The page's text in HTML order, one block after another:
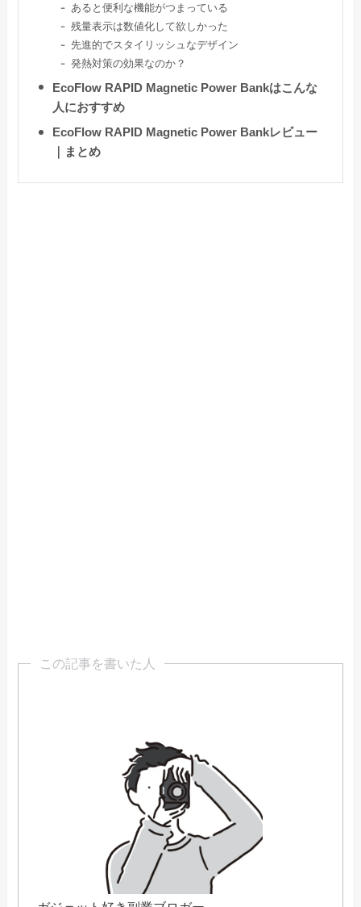
あると便利な機能がつまっている
残量表示は数値化して欲しかった
先進的でスタイリッシュなデザイン
発熱対策の効果なのか？
EcoFlow RAPID Magnetic Power Bankはこんな
人におすすめ
EcoFlow RAPID Magnetic Power Bankレビュー
｜まとめ
この記事を書いた人